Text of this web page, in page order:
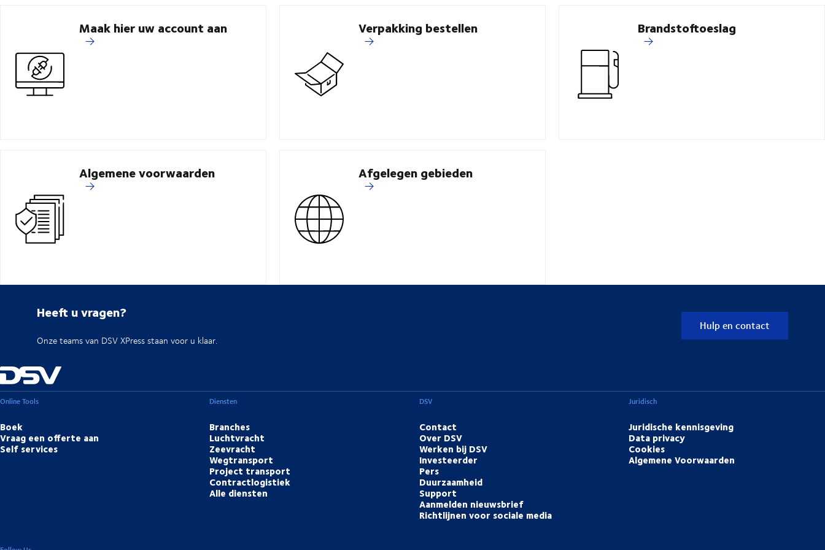
Maak hier uw account aan Verpakking bestellen Brandstoftoeslag
Algemene voorwaarden Afgelegen gebieden
Heeft u vragen?
Onze teams van DSV XPress staan voor u klaar.
Hulp en contact
Online Tools
Boek
Vraag een offerte aan
Self services
Diensten
Branches
Luchtvracht
Zeevracht
Wegtransport
Project transport
Contractlogistiek
Alle diensten
DSV
Contact
Over DSV
Werken bij DSV
Investeerder
Pers
Duurzaamheid
Support
Aanmelden nieuwsbrief
Richtlijnen voor sociale media
Juridisch
Juridische kennisgeving
Data privacy
Cookies
Algemene Voorwaarden